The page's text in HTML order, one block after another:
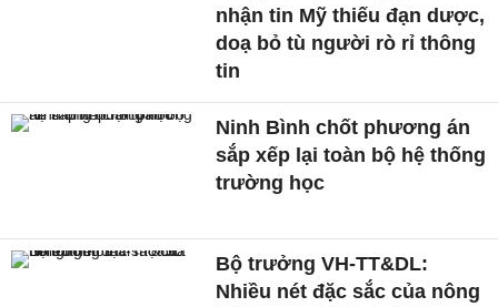
nhận tin Mỹ thiếu đạn dược,
doạ bỏ tù người rò rỉ thông
tin
Ninh Bình chốt phương án
sắp xếp lại toàn bộ hệ thống
trường học
Bộ trưởng VH-TT&DL:
Nhiều nét đặc sắc của nông